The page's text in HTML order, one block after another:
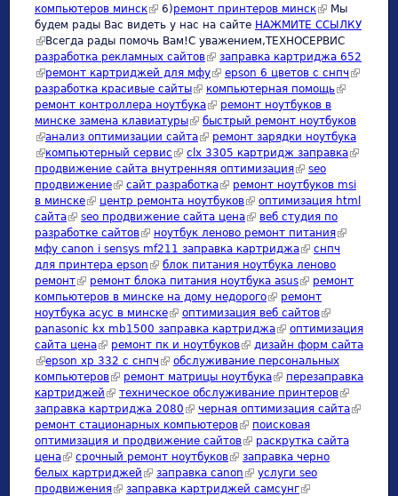
компьютеров минск(link is external)
6)ремонт принтеров минск(link is
external)
Мы
будем рады Вас видеть у нас на сайте НАЖМИТЕ ССЫЛКУ
(link is external)
Всегда рады помочь Вам!С уважением,ТЕХНОСЕРВИC
разработка рекламных сайтов(link is external)
заправка картриджа 652
(link is external)
ремонт картриджей для мфу(link is external)
epson 6 цветов с снпч (link is
разработка красивые сайты(link is external)
компьютерная помощь(link is
ремонт контроллера ноутбука(link is external)
ремонт ноутбуков в
минске замена клавиатуры(link is external)
быстрый ремонт ноутбуков
(link is external)
анализ оптимизации сайта(link is external)
ремонт зарядки ноутбука
(link is external)
компьютерный сервис (link is external)
clx 3305 картридж заправка(link is
продвижение сайта внутренняя оптимизация(link is external)
seo
продвижение(link is external)
сайт разработка(link is external)
ремонт ноутбуков msi
в минске(link is external)
центр ремонта ноутбуков(link is external)
оптимизация html
сайта(link is external)
seo продвижение сайта цена(link is external)
веб студия по
разработке сайтов(link is external)
ноутбук леново ремонт питания(link is
external)
мфу canon i sensys mf211 заправка картриджа(link is external)
снпч
для принтера epson (link is external)
блок питания ноутбука леново
ремонт(link is external)
ремонт блока питания ноутбука asus(link is external)
ремонт
компьютеров в минске на дому недорого(link is external)
ремонт
ноутбука асус в минске(link is external)
оптимизация веб сайтов(link is
external)
panasonic kx mb1500 заправка картриджа(link is external)
оптимизация
сайта цена(link is external)
ремонт пк и ноутбуков(link is external)
дизайн форм сайта
(link is external)
epson xp 332 с снпч (link is external)
обслуживание персональных
компьютеров(link is external)
ремонт матрицы ноутбука(link is external)
перезаправка
картриджей (link is external)
техническое обслуживание принтеров(link is
external)
заправка картриджа 2080 (link is external)
черная оптимизация сайта(link is
ремонт стационарных компьютеров(link is external)
поисковая
оптимизация и продвижение сайтов(link is external)
раскрутка сайта
цена(link is external)
срочный ремонт ноутбуков(link is external)
заправка черно
белых картриджей (link is external)
заправка canon (link is external)
услуги seo
продвижения(link is external)
заправка картриджей самсунг(link is external)